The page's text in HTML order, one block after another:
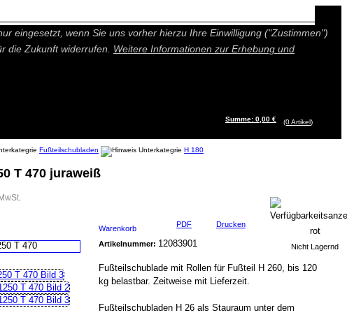
ein besseres und individuelleres Angebot bieten (Marketing- und
eingesetzt, wenn Sie uns vorher hierzu Ihre Einwilligung ("Zustimmen")
die Zukunft widerrufen. Weitere Informationen zur Erhebung und
Summe: 0,00 € (0Artikel)
Fußteilschubladen H 180
T 470 juraweiß
Warenkorb PDF Drucken
Nicht Lagernd
Artikelnummer: 12083901
Fußteilschublade mit Rollen für Fußteil H 260, bis 120
kg belastbar. Zeitweise mit Lieferzeit.
Fußteilschubladen H 26 als Stauraum unter dem